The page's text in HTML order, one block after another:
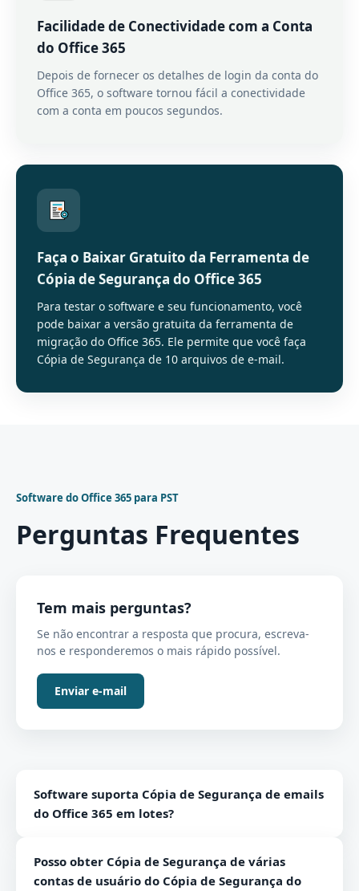
Facilidade de Conectividade com a Conta
do Office 365
Depois de fornecer os detalhes de login da conta do
Office 365, o software tornou fácil a conectividade
com a conta em poucos segundos.
Faça o Baixar Gratuito da Ferramenta de
Cópia de Segurança do Office 365
Para testar o software e seu funcionamento, você
pode baixar a versão gratuita da ferramenta de
migração do Office 365. Ele permite que você faça
Cópia de Segurança de 10 arquivos de e-mail.
Software do Office 365 para PST
Perguntas Frequentes
Tem mais perguntas?
Se não encontrar a resposta que procura, escreva-
nos e responderemos o mais rápido possível.
Enviar e-mail
Software suporta Cópia de Segurança de emails
do Office 365 em lotes?
lotes.
Posso obter Cópia de Segurança de várias
contas de usuário do Cópia de Segurança do